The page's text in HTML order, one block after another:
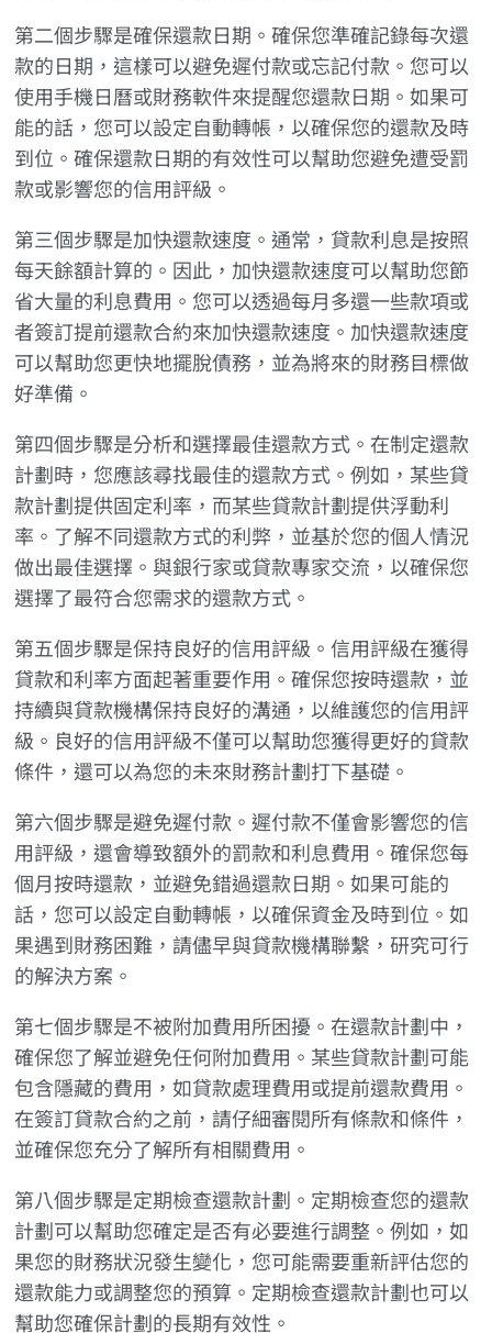
第二個步驟是確保還款日期。確保您準確記錄每次還
款的日期，這樣可以避免遲付款或忘記付款。您可以
使用手機日曆或財務軟件來提醒您還款日期。如果可
能的話，您可以設定自動轉帳，以確保您的還款及時
到位。確保還款日期的有效性可以幫助您避免遭受罰
款或影響您的信用評級。
第三個步驟是加快還款速度。通常，貸款利息是按照
每天餘額計算的。因此，加快還款速度可以幫助您節
省大量的利息費用。您可以透過每月多還一些款項或
者簽訂提前還款合約來加快還款速度。加快還款速度
可以幫助您更快地擺脫債務，並為將來的財務目標做
好準備。
第四個步驟是分析和選擇最佳還款方式。在制定還款
計劃時，您應該尋找最佳的還款方式。例如，某些貸
款計劃提供固定利率，而某些貸款計劃提供浮動利
率。了解不同還款方式的利弊，並基於您的個人情況
做出最佳選擇。與銀行家或貸款專家交流，以確保您
選擇了最符合您需求的還款方式。
第五個步驟是保持良好的信用評級。信用評級在獲得
貸款和利率方面起著重要作用。確保您按時還款，並
持續與貸款機構保持良好的溝通，以維護您的信用評
級。良好的信用評級不僅可以幫助您獲得更好的貸款
條件，還可以為您的未來財務計劃打下基礎。
第六個步驟是避免遲付款。遲付款不僅會影響您的信
用評級，還會導致額外的罰款和利息費用。確保您每
個月按時還款，並避免錯過還款日期。如果可能的
話，您可以設定自動轉帳，以確保資金及時到位。如
果遇到財務困難，請儘早與貸款機構聯繫，研究可行
的解決方案。
第七個步驟是不被附加費用所困擾。在還款計劃中，
確保您了解並避免任何附加費用。某些貸款計劃可能
包含隱藏的費用，如貸款處理費用或提前還款費用。
在簽訂貸款合約之前，請仔細審閱所有條款和條件，
並確保您充分了解所有相關費用。
第八個步驟是定期檢查還款計劃。定期檢查您的還款
計劃可以幫助您確定是否有必要進行調整。例如，如
果您的財務狀況發生變化，您可能需要重新評估您的
還款能力或調整您的預算。定期檢查還款計劃也可以
幫助您確保計劃的長期有效性。